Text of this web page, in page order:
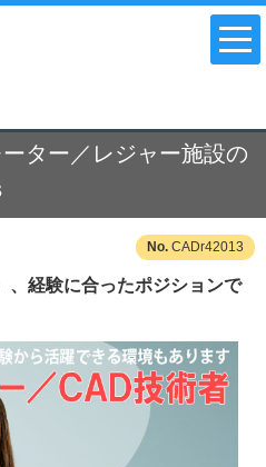
ター／レジャー施設の
CADr42013
、経験に合ったポジションで